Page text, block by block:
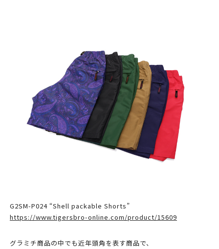
G2SM-P024 “Shell packable Shorts”
https://www.tigersbro-online.com/product/15609
グラミチ商品の中でも近年頭角を表す商品で、